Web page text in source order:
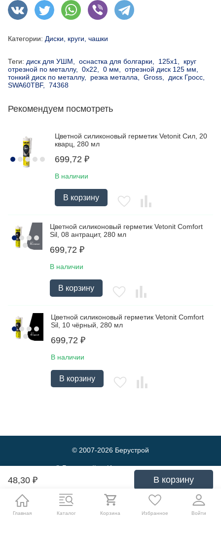
48,30 ₽ В корзину
Категории: Диски, круги, чашки
Теги: диск для УШМ, оснастка для болгарки, 125х1,
круг
отрезной по металлу, 0х22, 0 мм, отрезной диск 125 мм,
тонкий диск по металлу,
резка металла, Gross, диск Гросс,
SWA60TBF, 74368
Рекомендуем посмотреть
Цветной силиконовый герметик Vetonit Сил, 20
кварц, 280 мл
699,72 ₽
В наличии
В корзину
Цветной силиконовый герметик Vetonit Comfort
Sil, 08 антрацит, 280 мл
699,72 ₽
В наличии
В корзину
Цветной силиконовый герметик Vetonit Comfort
Sil, 10 чёрный, 280 мл
699,72 ₽
В наличии
В корзину
© 2007-2026 Берустрой
© Берустрой — Интернет-магазин
оптовой и розничной продажи
строительных материалов. Выгодные
Главная Каталог Корзина Избранное Войти